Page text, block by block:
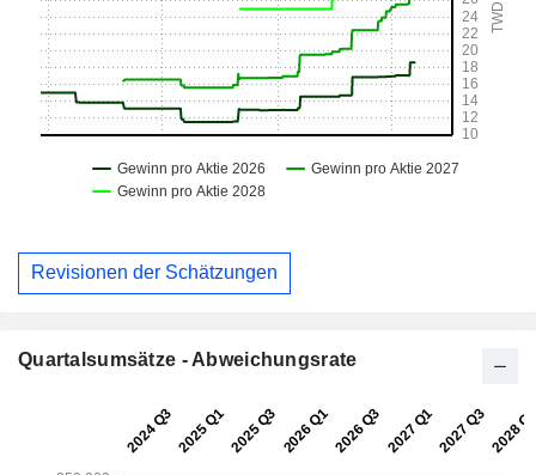
Revisionen der Schätzungen
Quartalsumsätze - Abweichungsrate